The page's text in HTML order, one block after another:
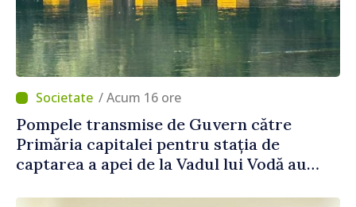
/ Acum 16 ore
Pompele transmise de Guvern către
Primăria capitalei pentru stația de
captarea a apei de la Vadul lui Vodă au